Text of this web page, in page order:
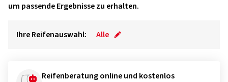
um passende Ergebnisse zu erhalten.
Ihre Reifenauswahl: Alle
Reifenberatung online und kostenlos